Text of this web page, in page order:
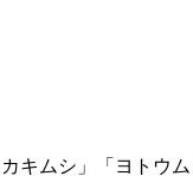
キムシ」「ヨトウ